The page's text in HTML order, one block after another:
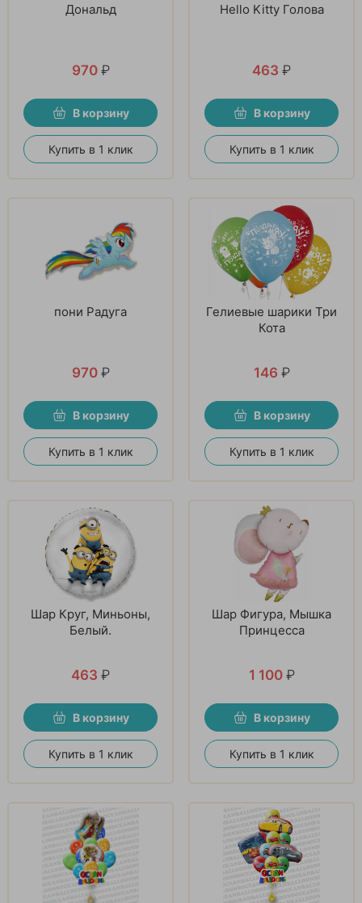
Дональд
970 ₽
В корзину
Купить в 1 клик
Hello Kitty Голова
463 ₽
В корзину
Купить в 1 клик
пони Радуга
970 ₽
В корзину
Купить в 1 клик
Гелиевые шарики Три
Кота
146 ₽
В корзину
Купить в 1 клик
Шар Круг, Миньоны,
Белый.
463 ₽
В корзину
Купить в 1 клик
Шар Фигура, Мышка
Принцесса
1 100 ₽
В корзину
Купить в 1 клик